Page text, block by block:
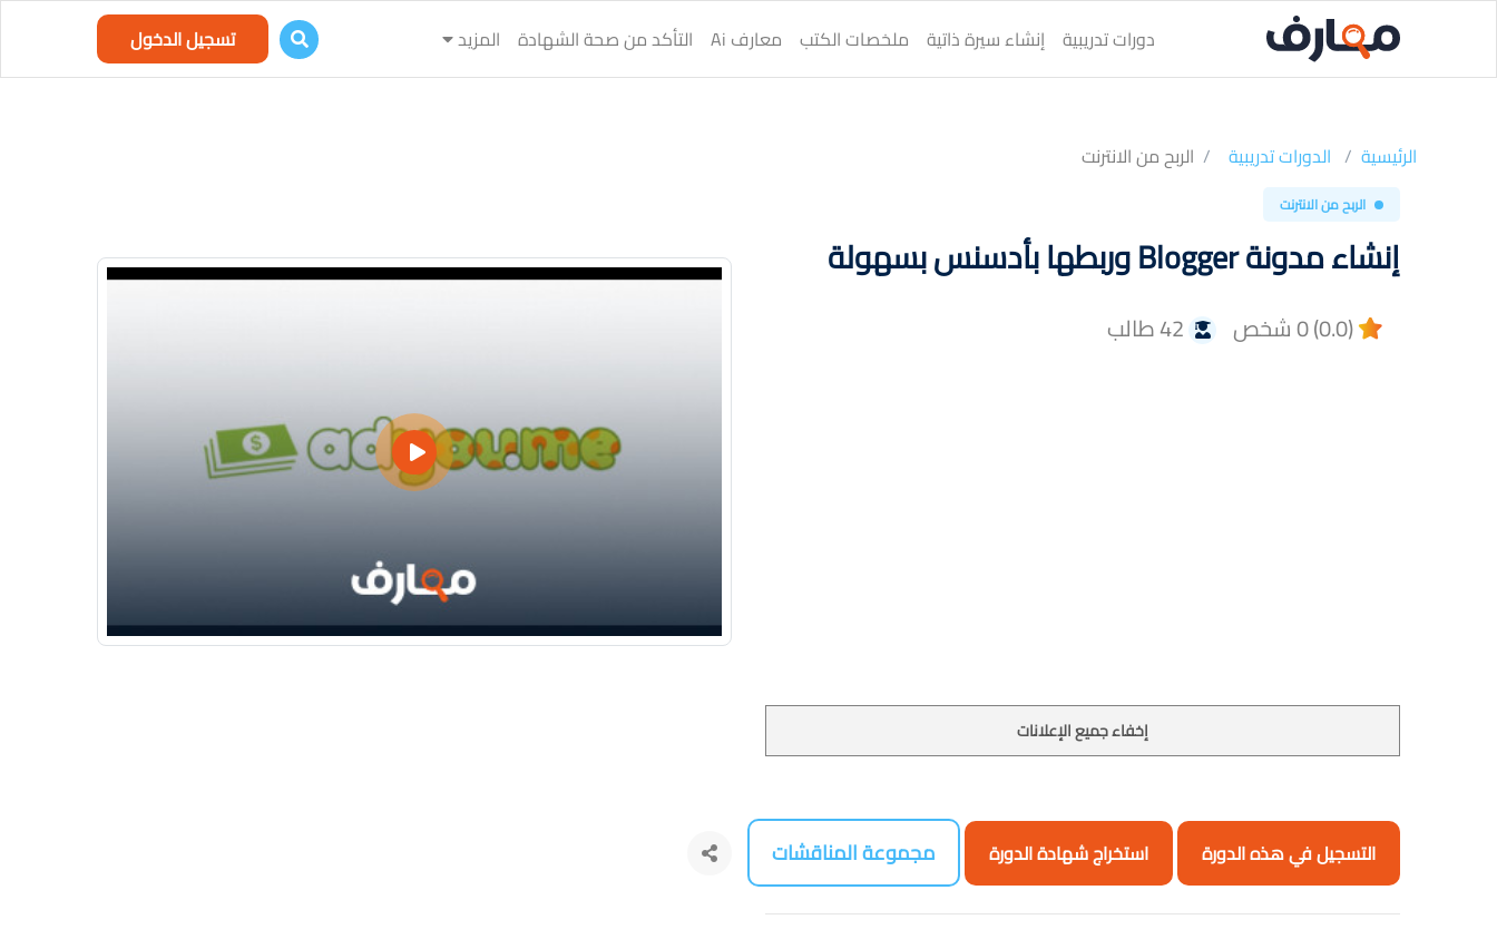
دورات تدريبية إنشاء سيرة ذاتية ملخصات الكتب معارف Ai التأكد من صحة الشهادة المزيد تسجيل الدخول
الرئيسية الدورات تدريبية الربح من الانترنت
الربح من الانترنت
إنشاء مدونة Blogger وربطها بأدسنس بسهولة
(0.0) 0 شخص 42 طالب
إخفاء جميع الإعلانات
التسجيل في هذه الدورة استخراج شهادة الدورة مجموعة المناقشات